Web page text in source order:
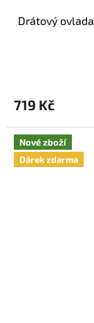
Drátový
je
z
hvězdiček.
719 Kč
Nové zboží
Dárek zdarma